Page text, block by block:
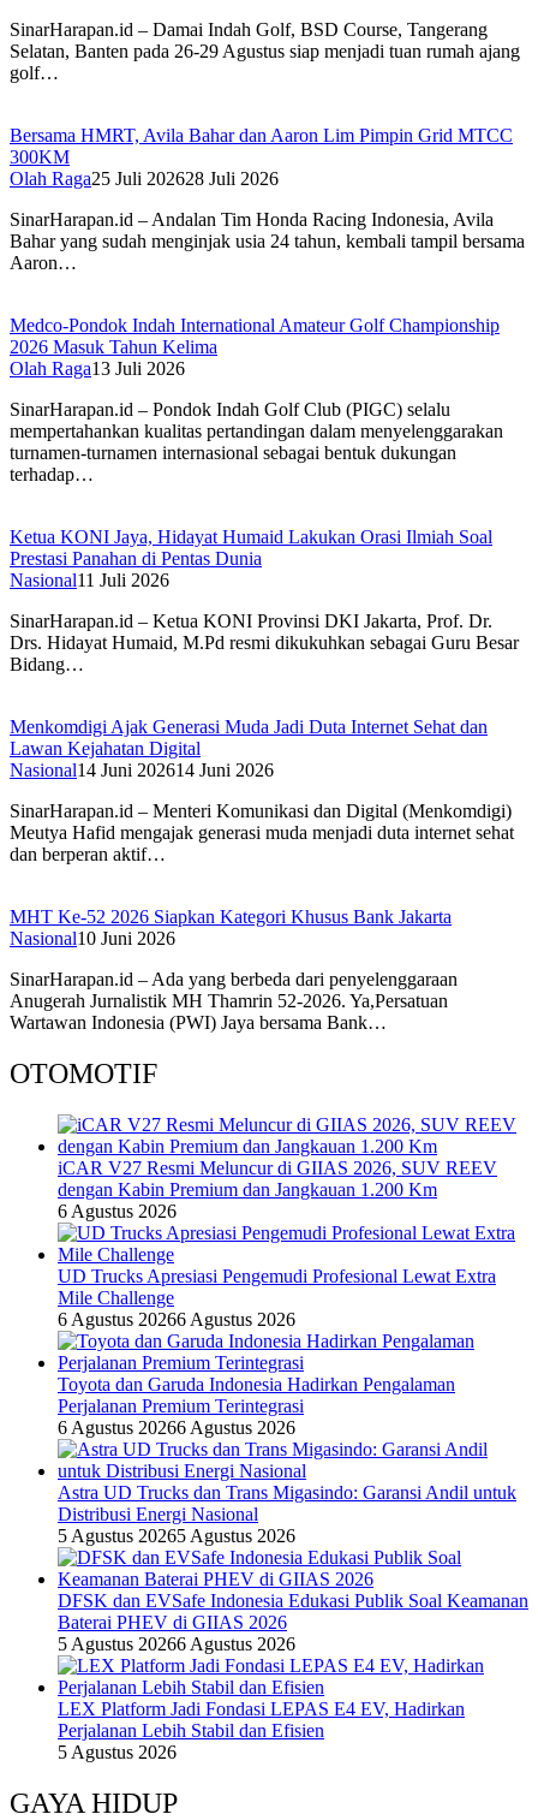
SinarHarapan.id – Damai Indah Golf, BSD Course, Tangerang
Selatan, Banten pada 26-29 Agustus siap menjadi tuan rumah ajang
golf…
Bersama HMRT, Avila Bahar dan Aaron Lim Pimpin Grid MTCC
300KM
Olah Raga25 Juli 202628 Juli 2026
SinarHarapan.id – Andalan Tim Honda Racing Indonesia, Avila
Bahar yang sudah menginjak usia 24 tahun, kembali tampil bersama
Aaron…
Medco-Pondok Indah International Amateur Golf Championship
2026 Masuk Tahun Kelima
Olah Raga13 Juli 2026
SinarHarapan.id – Pondok Indah Golf Club (PIGC) selalu
mempertahankan kualitas pertandingan dalam menyelenggarakan
turnamen-turnamen internasional sebagai bentuk dukungan
terhadap…
Ketua KONI Jaya, Hidayat Humaid Lakukan Orasi Ilmiah Soal
Prestasi Panahan di Pentas Dunia
Nasional11 Juli 2026
SinarHarapan.id – Ketua KONI Provinsi DKI Jakarta, Prof. Dr.
Drs. Hidayat Humaid, M.Pd resmi dikukuhkan sebagai Guru Besar
Bidang…
Menkomdigi Ajak Generasi Muda Jadi Duta Internet Sehat dan
Lawan Kejahatan Digital
Nasional14 Juni 202614 Juni 2026
SinarHarapan.id – Menteri Komunikasi dan Digital (Menkomdigi)
Meutya Hafid mengajak generasi muda menjadi duta internet sehat
dan berperan aktif…
MHT Ke-52 2026 Siapkan Kategori Khusus Bank Jakarta
Nasional10 Juni 2026
SinarHarapan.id – Ada yang berbeda dari penyelenggaraan
Anugerah Jurnalistik MH Thamrin 52-2026. Ya,Persatuan
Wartawan Indonesia (PWI) Jaya bersama Bank…
OTOMOTIF
iCAR V27 Resmi Meluncur di GIIAS 2026, SUV REEV
dengan Kabin Premium dan Jangkauan 1.200 Km
6 Agustus 2026
UD Trucks Apresiasi Pengemudi Profesional Lewat Extra
Mile Challenge
6 Agustus 20266 Agustus 2026
Toyota dan Garuda Indonesia Hadirkan Pengalaman
Perjalanan Premium Terintegrasi
6 Agustus 20266 Agustus 2026
Astra UD Trucks dan Trans Migasindo: Garansi Andil untuk
Distribusi Energi Nasional
5 Agustus 20265 Agustus 2026
DFSK dan EVSafe Indonesia Edukasi Publik Soal Keamanan
Baterai PHEV di GIIAS 2026
5 Agustus 20266 Agustus 2026
LEX Platform Jadi Fondasi LEPAS E4 EV, Hadirkan
Perjalanan Lebih Stabil dan Efisien
5 Agustus 2026
GAYA HIDUP